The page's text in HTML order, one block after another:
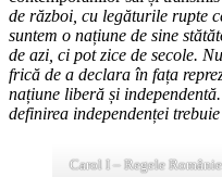
de război, cu legăturile rupte
suntem o națiune de sine
de azi, ci pot zice de secole.
frică de a declara în fața
națiune liberă și
definirea independenței
Carol I – Regele